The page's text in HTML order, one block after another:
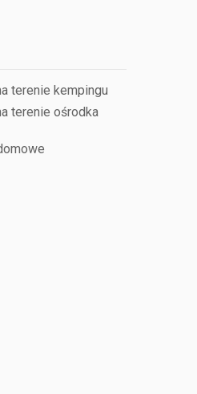
terenie kempingu
terenie ośrodka